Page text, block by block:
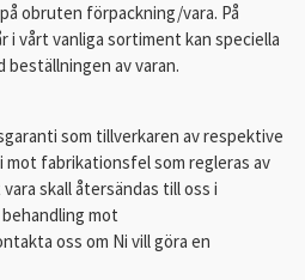
obruten förpackning/vara. På
i vårt vanliga sortiment kan speciella
beställningen av varan.
som tillverkaren av respektive
mot fabrikationsfel som regleras av
skall återsändas till oss i
mot
oss om Ni vill göra en